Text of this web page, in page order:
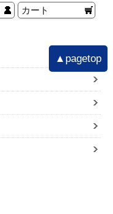
カート
▲pagetop